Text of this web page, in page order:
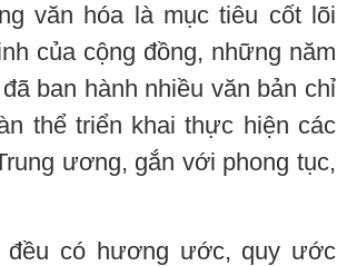
văn hóa là mục tiêu cốt lõi
của cộng đồng, những năm
ban hành nhiều văn bản chỉ
thể triển khai thực hiện các
ương, gắn với phong tục,
đều có hương ước, quy ước